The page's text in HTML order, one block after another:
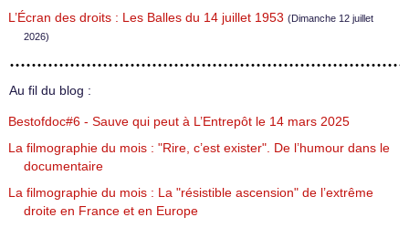
L’Écran des droits : Les Balles du 14 juillet 1953 (Dimanche 12 juillet
2026)
Au fil du blog :
Bestofdoc#6 - Sauve qui peut à L’Entrepôt le 14 mars 2025
La filmographie du mois : "Rire, c’est exister". De l’humour dans le
documentaire
La filmographie du mois : La "résistible ascension" de l’extrême
droite en France et en Europe